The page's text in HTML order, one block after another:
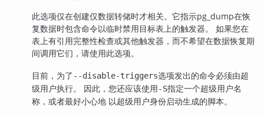
此选项仅在创建仅数据转储时才相关。它指示pg_dump在恢
复数据时包含命令以临时禁用目标表上的触发器。 如果您在
表上有引用完整性检查或其他触发器，而不希望在数据恢复期
间调用它们，请使用此选项。
目前，为了 --disable-triggers选项发出的命令必须由超
级用户执行。 因此，您还应该使用-S指定一个超级用户名
称，或者最好小心地 以超级用户身份启动生成的脚本。